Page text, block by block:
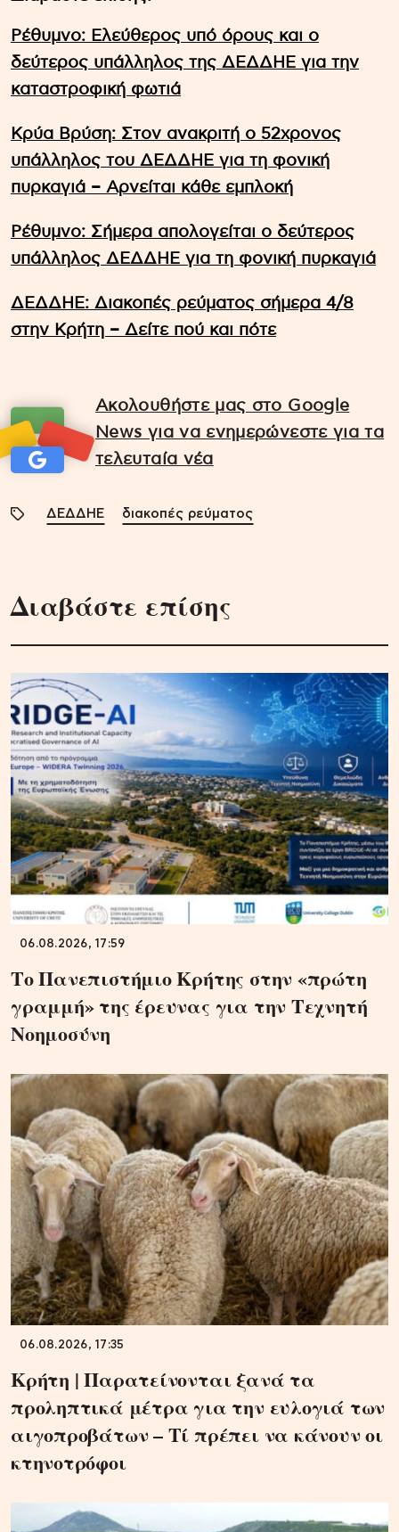
Ρέθυμνο: Ελεύθερος υπό όρους και ο
δεύτερος υπάλληλος της ΔΕΔΔΗΕ για την
καταστροφική φωτιά
Κρύα Βρύση: Στον ανακριτή ο 52χρονος
υπάλληλος του ΔΕΔΔΗΕ για τη φονική
πυρκαγιά – Αρνείται κάθε εμπλοκή
Ρέθυμνο: Σήμερα απολογείται ο δεύτερος
υπάλληλος ΔΕΔΔΗΕ για τη φονική πυρκαγιά
ΔΕΔΔΗΕ: Διακοπές ρεύματος σήμερα 4/8
στην Κρήτη – Δείτε πού και πότε
Ακολουθήστε μας στο Google
News για να ενημερώνεστε για τα
τελευταία νέα
ΔΕΔΔΗΕ διακοπές ρεύματος
Διαβάστε επίσης
06.08.2026, 17:59
Το Πανεπιστήμιο Κρήτης στην «πρώτη
γραμμή» της έρευνας για την Τεχνητή
Νοημοσύνη
06.08.2026, 17:35
Κρήτη | Παρατείνονται ξανά τα
προληπτικά μέτρα για την ευλογιά των
αιγοπροβάτων – Τί πρέπει να κάνουν οι
κτηνοτρόφοι